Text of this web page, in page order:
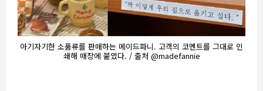
아기자기한 소품류를 판매하는 메이드파니. 고객의 코멘트를 그대로 인
쇄해 매장에 붙였다. / 출처 @madefannie